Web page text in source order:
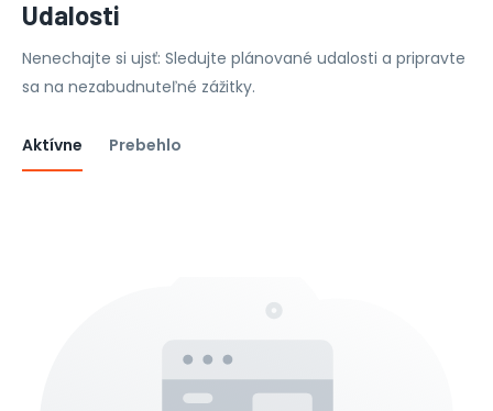
Udalosti
Nenechajte si ujsť: Sledujte plánované udalosti a pripravte
sa na nezabudnuteľné zážitky.
Aktívne Prebehlo